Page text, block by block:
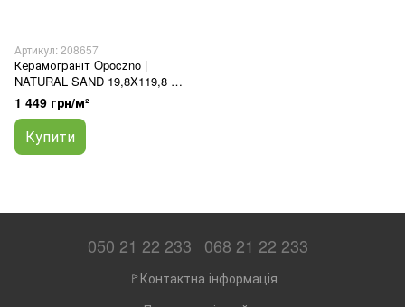
Артикул: 208657
Керамограніт Opoczno |
NATURAL SAND 19,8X119,8 0,8
G1
1 449 грн/м²
Купити
050 21 22 233 068 21 22 233
🚩Контактна інформація